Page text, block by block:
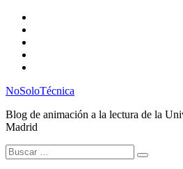
Saltar
contenido
NoSoloTécnica
Blog de animación a la lectura de la
Madrid
Buscar: